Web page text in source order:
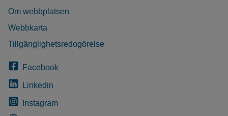
Om webbplatsen
Webbkarta
Tillgänglighetsredogörelse
Facebook
Linkedin
Instagram